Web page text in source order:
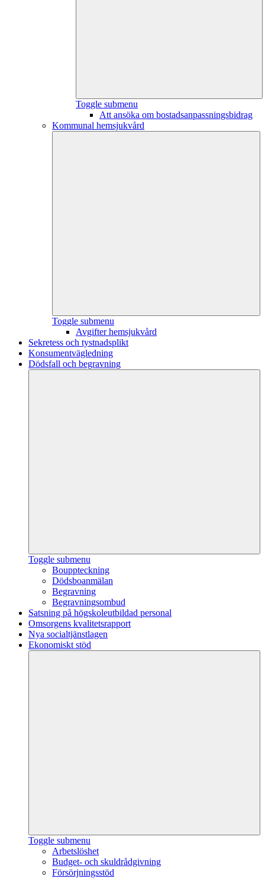
Toggle submenu
Att ansöka om bostadsanpassningsbidrag
Kommunal hemsjukvård
Toggle submenu
Avgifter hemsjukvård
Sekretess och tystnadsplikt
Konsumentvägledning
Dödsfall och begravning
Toggle submenu
Bouppteckning
Dödsboanmälan
Begravning
Begravningsombud
Satsning på högskoleutbildad personal
Omsorgens kvalitetsrapport
Nya socialtjänstlagen
Ekonomiskt stöd
Toggle submenu
Arbetslöshet
Budget- och skuldrådgivning
Försörjningsstöd